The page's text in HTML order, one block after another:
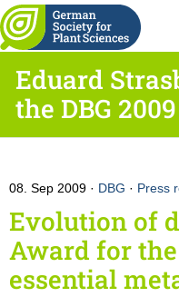
Eduard
the DBG 2009
08. Sep 2009 DBG · Press
Evolution of
Award for
essential